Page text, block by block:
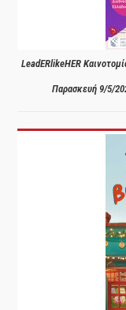
LeadERlikeHER
Παρασκευή 9/5/